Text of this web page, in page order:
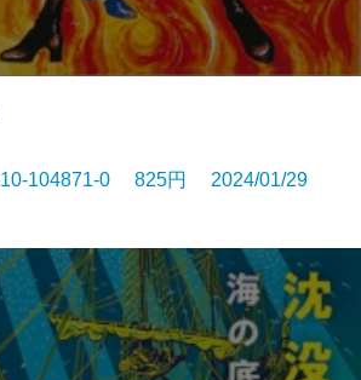
104871-0 825円 2024/01/29